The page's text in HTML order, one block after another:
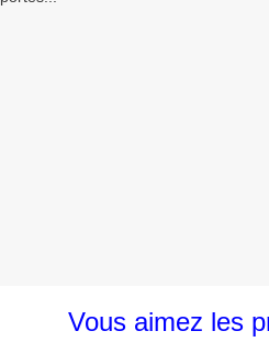
Vous aimez les